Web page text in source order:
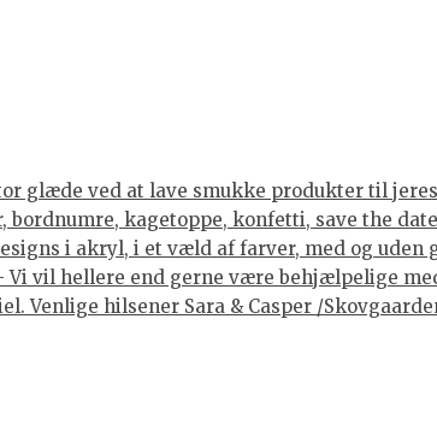
glæde ved at lave smukke produkter til
kagetoppe, konfetti, save the
i akryl, i et væld af farver, med og
vil hellere end gerne være behjælpelige
Venlige hilsener Sara & Casper /